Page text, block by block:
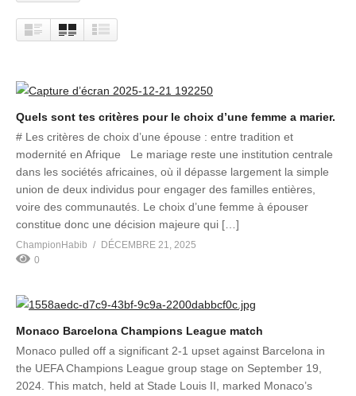
Quels sont tes critères pour le choix d’une femme a marier.
# Les critères de choix d’une épouse : entre tradition et
modernité en Afrique Le mariage reste une institution centrale
dans les sociétés africaines, où il dépasse largement la simple
union de deux individus pour engager des familles entières,
voire des communautés. Le choix d’une femme à épouser
constitue donc une décision majeure qui […]
ChampionHabib
DÉCEMBRE 21, 2025
0
Monaco Barcelona Champions League match
Monaco pulled off a significant 2-1 upset against Barcelona in
the UEFA Champions League group stage on September 19,
2024. This match, held at Stade Louis II, marked Monaco’s